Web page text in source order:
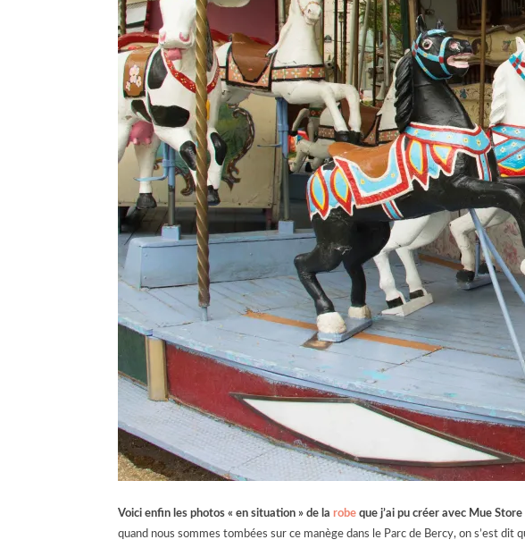
Voici enfin les photos « en situation » de la robe que j’ai pu créer avec Mue Store
quand nous sommes tombées sur ce manège dans le Parc de Bercy, on s’est dit